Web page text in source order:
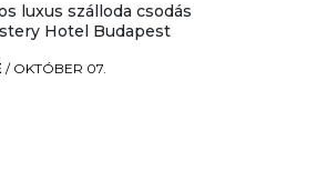
luxus szálloda csodás
Hotel Budapest
/ OKTÓBER 07.